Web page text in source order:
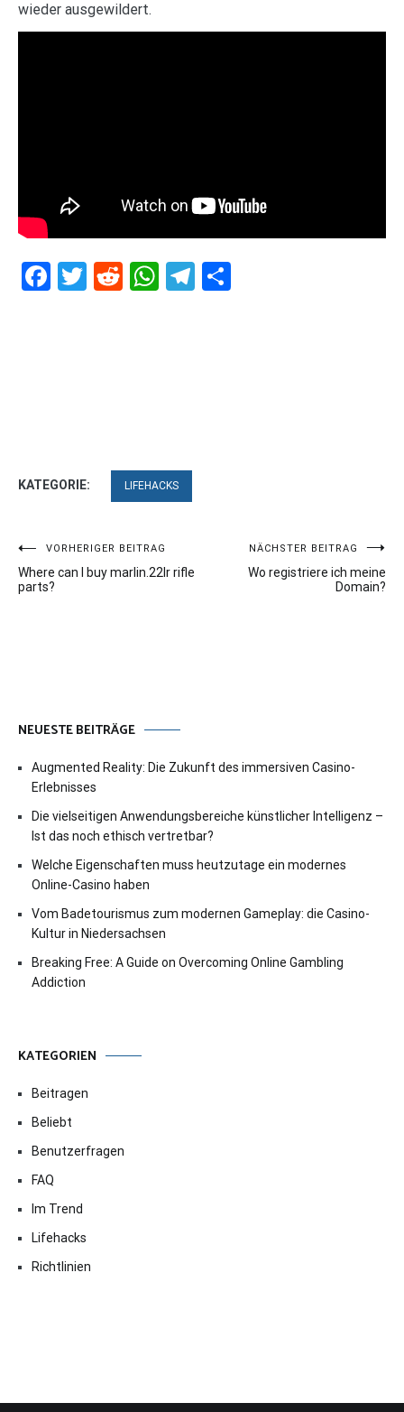
wieder ausgewildert.
Facebook
Twitter
RedditWhatsApp
Telegram
KATEGORIE: LIFEHACKS
Beitragsnavigation
VORHERIGER BEITRAG
Where can I buy marlin.22lr rifle
parts?
NÄCHSTER BEITRAG
Wo registriere ich meine
Domain?
NEUESTE BEITRÄGE
Augmented Reality: Die Zukunft des immersiven Casino-
Erlebnisses
Die vielseitigen Anwendungsbereiche künstlicher Intelligenz –
Ist das noch ethisch vertretbar?
Welche Eigenschaften muss heutzutage ein modernes
Online-Casino haben
Vom Badetourismus zum modernen Gameplay: die Casino-
Kultur in Niedersachsen
Breaking Free: A Guide on Overcoming Online Gambling
Addiction
KATEGORIEN
Beitragen
Beliebt
Benutzerfragen
FAQ
Im Trend
Lifehacks
Richtlinien